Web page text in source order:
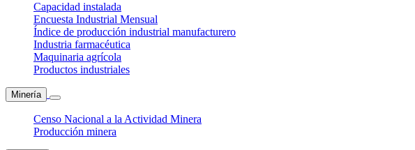
Capacidad instalada
Encuesta Industrial Mensual
Índice de producción industrial manufacturero
Industria farmacéutica
Maquinaria agrícola
Productos industriales
Minería
Censo Nacional a la Actividad Minera
Producción minera